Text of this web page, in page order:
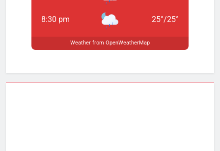
8:30 pm 25°/25°
Weather from OpenWeatherMap